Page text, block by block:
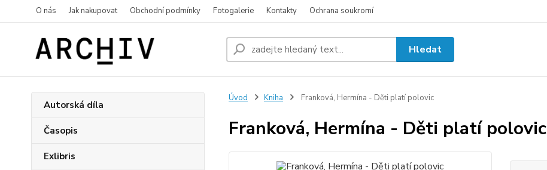
O nás Jak nakupovat Obchodní podmínky Fotogalerie Kontakty Ochrana soukromí
Hledat
Autorská díla
Časopis
Exlibris
Úvod Kniha Franková, Hermína - Děti platí polovic
Franková, Hermína - Děti platí polovic